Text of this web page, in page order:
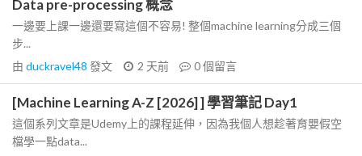
Data pre-processing 概念
一邊要上課一邊還要寫這個不容易! 整個machine learning分成三個
步...
由 duckravel48 發文 2 天前 0個留言
[Machine Learning A-Z [2026] ] 學習筆記 Day1
這個系列文章是Udemy上的課程延伸，因為我個人想趁著育嬰假空
檔學一點data...